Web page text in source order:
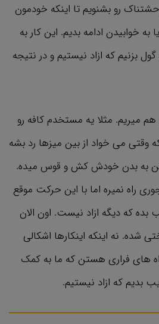
رو بشنویم تا اینکه خودمون
به خوابیدن ادامه بدیم. این کار به
بزنیم که ازاد نیستیم و در نتیجه
میریم. مثلا یه مستخدم کافه رو
وقتی می خواد از بین میزها رد بشه
به بدن خودش کش و قوس میده.
راه نمیره اما با این حرکت موقع
بده که دیگه ازاد نیست. اون الان
شده. نه اینکه اینکارها اشکالی
های فراری هستن که ما به کمک
بدیم که ازاد نیستیم.